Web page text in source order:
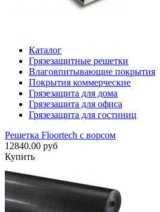
Каталог
Грязезащитные решетки
Влаговпитывающие покрытия
Покрытия коммерческие
Грязезащита для дома
Грязезащита для офиса
Грязезащита для гостиниц
Решетка Floortech с ворсом
12840.00 руб
Купить